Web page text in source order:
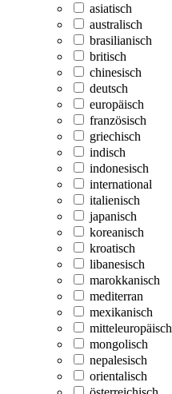
asiatisch
australisch
brasilianisch
britisch
chinesisch
deutsch
europäisch
französisch
griechisch
indisch
indonesisch
international
italienisch
japanisch
koreanisch
kroatisch
libanesisch
marokkanisch
mediterran
mexikanisch
mitteleuropäisch
mongolisch
nepalesisch
orientalisch